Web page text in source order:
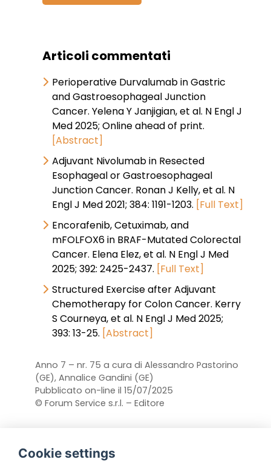
Articoli commentati
Perioperative Durvalumab in Gastric
and Gastroesophageal Junction
Cancer. Yelena Y Janjigian, et al. N Engl J
Med 2025; Online ahead of print.
[Abstract]
Adjuvant Nivolumab in Resected
Esophageal or Gastroesophageal
Junction Cancer. Ronan J Kelly, et al. N
Engl J Med 2021; 384: 1191-1203. [Full Text]
Encorafenib, Cetuximab, and
mFOLFOX6 in BRAF-Mutated Colorectal
Cancer. Elena Elez, et al. N Engl J Med
2025; 392: 2425-2437. [Full Text]
Structured Exercise after Adjuvant
Chemotherapy for Colon Cancer. Kerry
S Courneya, et al. N Engl J Med 2025;
393: 13-25. [Abstract]
Anno 7 – nr. 75 a cura di Alessandro Pastorino
(GE), Annalice Gandini (GE)
Pubblicato on-line il 15/07/2025
© Forum Service s.r.l. – Editore
Cookie settings